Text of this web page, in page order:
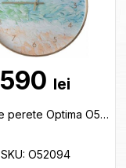
590 lei
Ceas de perete Optima O52094
SKU: O52094